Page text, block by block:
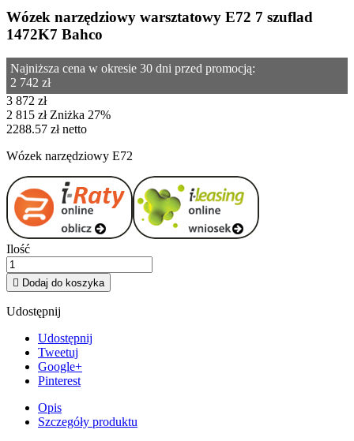
Wózek narzędziowy warsztatowy E72 7 szuflad
1472K7 Bahco
Najniższa cena w okresie 30 dni przed promocją:
2 742 zł
3 872 zł
2 815 zł Zniżka 27%
2288.57 zł netto
Wózek narzędziowy E72
Ilość
 Dodaj do koszyka
Udostępnij
Udostępnij
Tweetuj
Google+
Pinterest
Opis
Szczegóły produktu